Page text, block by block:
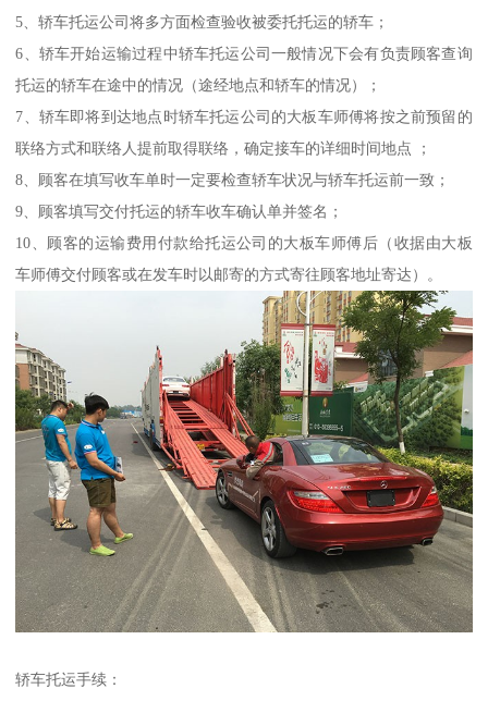
5、轿车托运公司将多方面检查验收被委托托运的轿车；
6、轿车开始运输过程中轿车托运公司一般情况下会有负责顾客查询
托运的轿车在途中的情况（途经地点和轿车的情况）；
7、轿车即将到达地点时轿车托运公司的大板车师傅将按之前预留的
联络方式和联络人提前取得联络，确定接车的详细时间地点 ；
8、顾客在填写收车单时一定要检查轿车状况与轿车托运前一致；
9、顾客填写交付托运的轿车收车确认单并签名；
10、顾客的运输费用付款给托运公司的大板车师傅后（收据由大板
车师傅交付顾客或在发车时以邮寄的方式寄往顾客地址寄达）。
轿车托运手续：